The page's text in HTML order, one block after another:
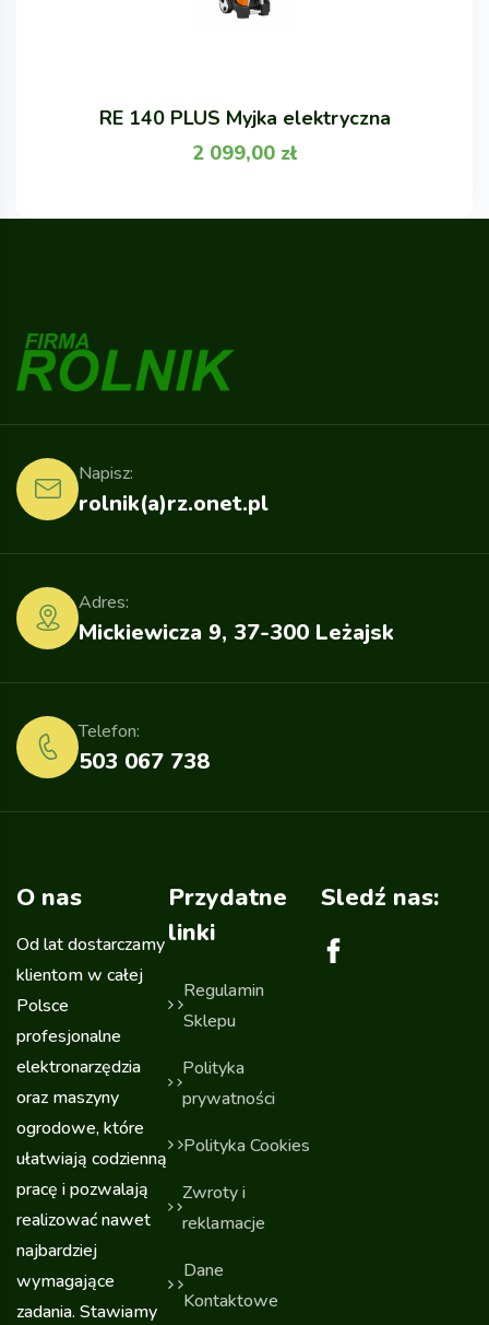
RE 140 PLUS Myjka elektryczna
2 099,00 zł
rolnik(a)rz.onet.pl
Napisz:
Mickiewicza 9, 37-300 Leżajsk
Adres:
503 067 738
Telefon:
O nas
Od lat dostarczamy
klientom w całej
Polsce
profesjonalne
elektronarzędzia
oraz maszyny
ogrodowe, które
ułatwiają codzienną
pracę i pozwalają
realizować nawet
najbardziej
wymagające
zadania. Stawiamy
Przydatne
linki
Regulamin
Sklepu
Polityka
prywatności
Polityka Cookies
Zwroty i
reklamacje
Dane
Kontaktowe
Sledź nas: